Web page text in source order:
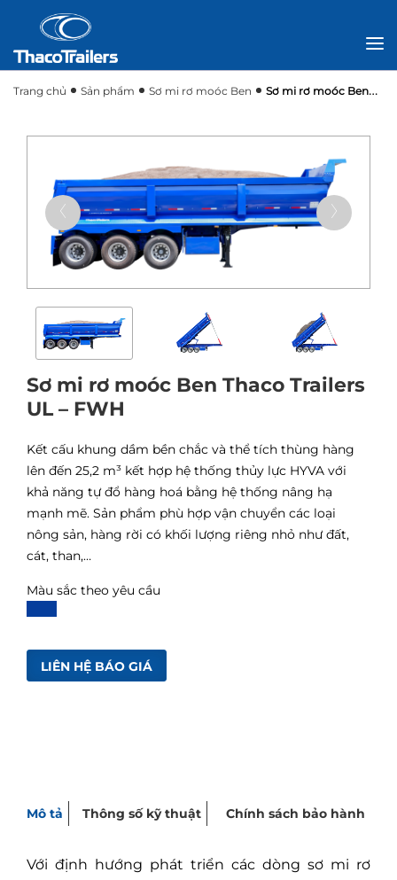
Trang chủ Sản phẩm Sơ mi rơ moóc Ben
Sơ mi rơ moóc Ben
Sơ mi rơ moóc Ben Thaco Trailers
UL – FWH
Kết cấu khung dầm bền chắc và thể tích thùng hàng
lên đến 25,2 m³ kết hợp hệ thống thủy lực HYVA với
khả năng tự đổ hàng hoá bằng hệ thống nâng hạ
mạnh mẽ. Sản phẩm phù hợp vận chuyển các loại
nông sản, hàng rời có khối lượng riêng nhỏ như đất,
cát, than,…
Màu sắc theo yêu cầu
LIÊN HỆ BÁO GIÁ
Mô tả Thông số kỹ thuật Chính sách bảo hành
Với định hướng phát triển các dòng sơ mi rơ